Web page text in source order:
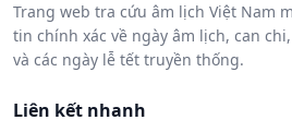
Trang web tra cứu âm lịch Việt Nam
tin chính xác về ngày âm lịch, can
và các ngày lễ tết truyền thống.
Liên kết nhanh